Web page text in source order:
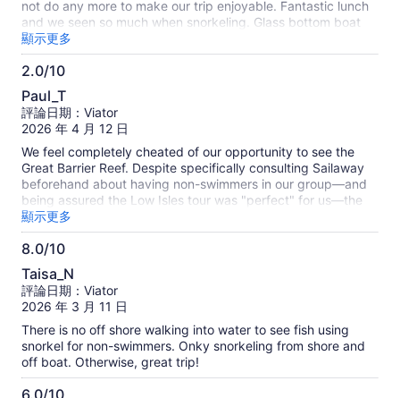
於
旅
客
實
評
論
的
訊
分
not do any more to make our trip enjoyable. Fantastic lunch
and we seen so much when snorkeling. Glass bottom boat
available for those who choose not to snorkel. Highly
recommend.
顯示更多
2.0/10
2.0
分，
滿
分
10
分
Paul_T
評論日期：Viator
2026 年 4 月 12 日
We feel completely cheated of our opportunity to see the
Great Barrier Reef. Despite specifically consulting Sailaway
beforehand about having non-swimmers in our group—and
being assured the Low Isles tour was "perfect" for us—the
experience was a total failure. ** Misleading Advice &
Weather ** A week prior, we noticed favorable availability
and offered to reschedule for a calmer day. Sailaway
sailing." However, the moment we arrived on the sailing date,
the tone changed; we were told conditions would be rough
and advised to take seasickness medication. ** The "Beach-
Only" Experience ** While other operators that same week
provided life jackets, guided float rings, and hours of reef
time for non-swimmers, Sailaway was completely
unprepared. If you identify as "not confident," they
effectively ban you from the water. In our case, the guide
顯示更多
8.0/10
8.0
分，
滿
分
10
分
Taisa_N
評論日期：Viator
2026 年 3 月 11 日
There is no off shore walking into water to see fish using
snorkel for non-swimmers. Onky snorkeling from shore and
off boat. Otherwise, great trip!